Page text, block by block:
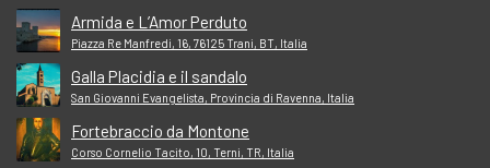
Armida e L’Amor Perduto
Piazza Re Manfredi, 16, 76125 Trani, BT, Italia
Galla Placidia e il sandalo
San Giovanni Evangelista, Provincia di Ravenna, Italia
Fortebraccio da Montone
Corso Cornelio Tacito, 10, Terni, TR, Italia